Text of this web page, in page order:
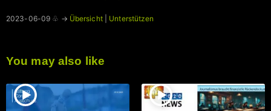
2023-06-09 ♧ → Übersicht| Unterstützen
You may also like